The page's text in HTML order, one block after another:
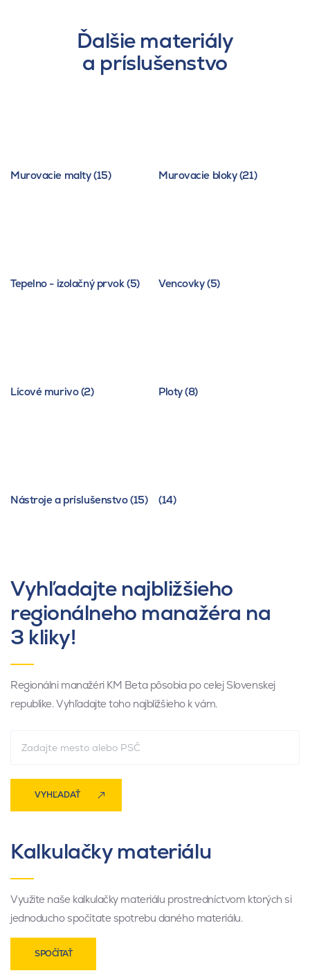
Ďalšie materiály
a príslušenstvo
Murovacie malty (15) Murovacie bloky (21)
Tepelno - izolačný prvok (5) Vencovky (5)
Lícové murivo (2) Ploty (8)
Nástroje a príslušenstvo (15) (14)
Vyhľadajte najbližšieho
regionálneho manažéra na
3 kliky!
Regionálni manažéri KM Beta pôsobia po celej Slovenskej
republike. Vyhľadajte toho najbližšieho k vám.
VYHĽADAŤ
Kalkulačky materiálu
Využite naše kalkulačky materiálu prostredníctvom ktorých si
jednoducho spočítate spotrebu daného materiálu.
SPOČÍTAŤ